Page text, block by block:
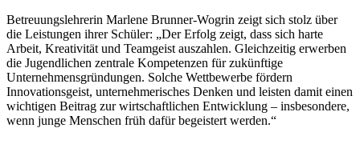
Betreuungslehrerin Marlene Brunner-Wogrin zeigt sich stolz über
die Leistungen ihrer Schüler: „Der Erfolg zeigt, dass sich harte
Arbeit, Kreativität und Teamgeist auszahlen. Gleichzeitig erwerben
die Jugendlichen zentrale Kompetenzen für zukünftige
Unternehmensgründungen. Solche Wettbewerbe fördern
Innovationsgeist, unternehmerisches Denken und leisten damit einen
wichtigen Beitrag zur wirtschaftlichen Entwicklung – insbesondere,
wenn junge Menschen früh dafür begeistert werden.“